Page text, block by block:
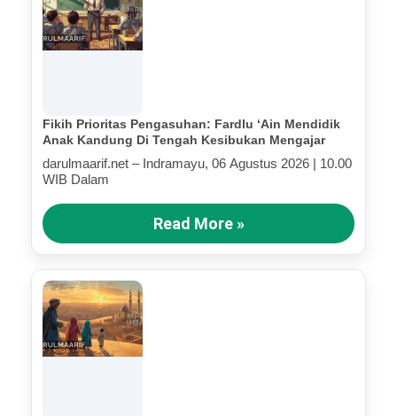
Fikih Prioritas Pengasuhan: Fardlu ‘Ain Mendidik
Anak Kandung Di Tengah Kesibukan Mengajar
darulmaarif.net – Indramayu, 06 Agustus 2026 | 10.00
WIB Dalam
Read More »